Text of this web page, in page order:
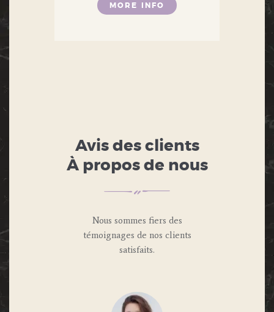
MORE INFO
Avis des clients
À propos de nous
Nous sommes fiers des
témoignages de nos clients
satisfaits.